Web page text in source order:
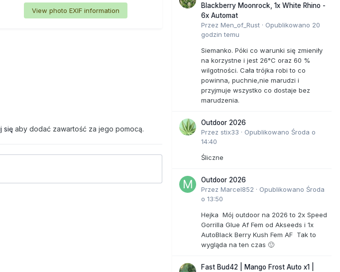
View photo EXIF information
się aby dodać zawartość za jego pomocą.
Blackberry Moonrock, 1x White Rhino -
6x Automat
Przez Men_of_Rust · Opublikowano 20
godzin temu
Siemanko. Póki co warunki się zmieniły
na korzystne i jest 26°C oraz 60 %
wilgotności. Cała trójka robi to co
powinna, puchnie,nie marudzi i
przyjmuje wszystko co dostaje bez
marudzenia.
Outdoor 2026
Przez stix33 · Opublikowano Środa o
14:40
Śliczne
Outdoor 2026
Przez Marcel852 · Opublikowano Środa
o 13:50
Hejka Mój outdoor na 2026 to 2x Speed
Gorrilla Glue Af Fem od Akseeds i 1x
AutoBlack Berry Kush Fem AF Tak to
wygląda na ten czas 🙂
Fast Bud42 | Mango Frost Auto x1 |